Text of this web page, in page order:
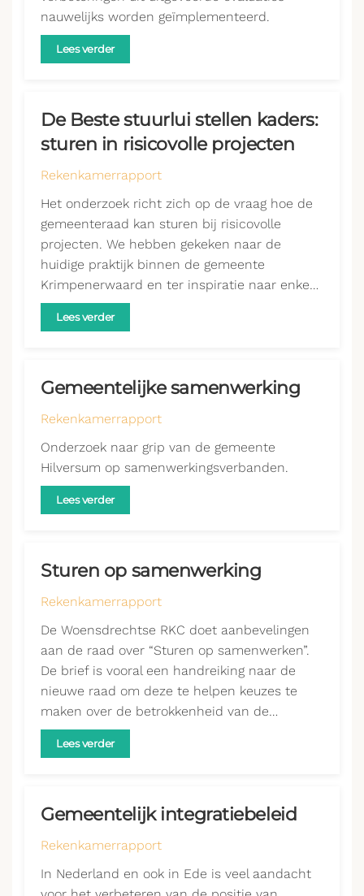
nauwelijks worden geïmplementeerd.
Lees verder
De Beste stuurlui stellen kaders:
sturen in risicovolle projecten
Rekenkamerrapport
Het onderzoek richt zich op de vraag hoe de
gemeenteraad kan sturen bij risicovolle
projecten. We hebben gekeken naar de
huidige praktijk binnen de gemeente
Krimpenerwaard en ter inspiratie naar enke…
Lees verder
Gemeentelijke samenwerking
Rekenkamerrapport
Onderzoek naar grip van de gemeente
Hilversum op samenwerkingsverbanden.
Lees verder
Sturen op samenwerking
Rekenkamerrapport
De Woensdrechtse RKC doet aanbevelingen
aan de raad over “Sturen op samenwerken”.
De brief is vooral een handreiking naar de
nieuwe raad om deze te helpen keuzes te
maken over de betrokkenheid van de…
Lees verder
Gemeentelijk integratiebeleid
Rekenkamerrapport
In Nederland en ook in Ede is veel aandacht